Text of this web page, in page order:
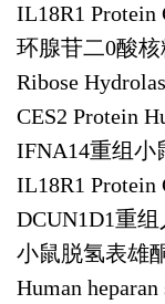
IL18R1 Protein
环腺苷二0酸
Ribose
CES2 Protein
IFNA14重组小
IL18R1 Protein
DCUN1D1重组
小鼠脱氢表雄
Human